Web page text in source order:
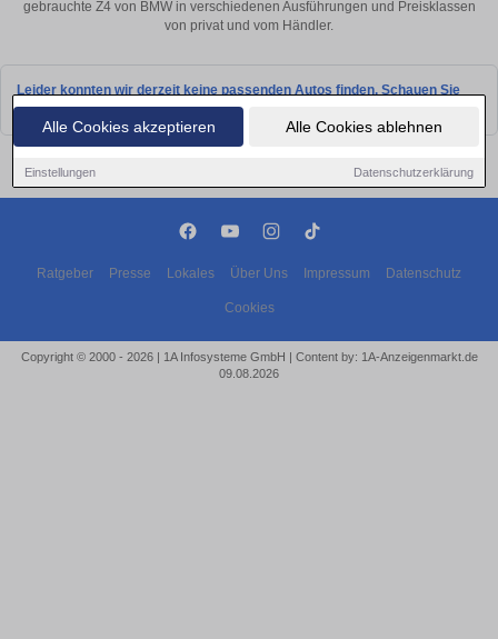
Alle Cookies akzeptieren Alle Cookies ablehnen
Einstellungen Datenschutzerklärung
gebrauchte Z4 von BMW in verschiedenen Ausführungen und Preisklassen
von privat und vom Händler.
Leider konnten wir derzeit keine passenden Autos finden. Schauen Sie
bald wieder vorbei!
Ratgeber Presse Lokales Über Uns Impressum Datenschutz
Cookies
Copyright © 2000 - 2026 | 1A Infosysteme GmbH | Content by: 1A-Anzeigenmarkt.de
09.08.2026